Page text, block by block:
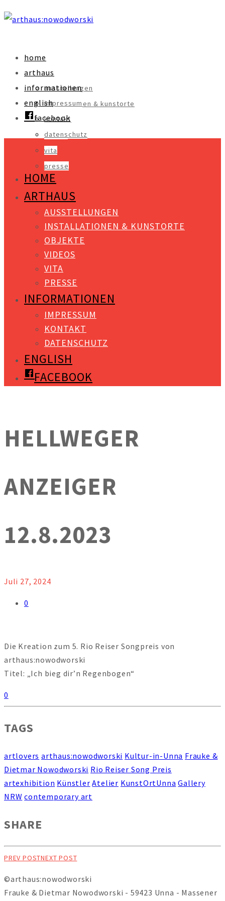
home
arthaus
ausstellungen
installationen & kunstorte
objekte
videos
vita
presse
informationen
impressum
kontakt
datenschutz
english
facebook
HOME
ARTHAUS
AUSSTELLUNGEN
INSTALLATIONEN & KUNSTORTE
OBJEKTE
VIDEOS
VITA
PRESSE
INFORMATIONEN
IMPRESSUM
KONTAKT
DATENSCHUTZ
ENGLISH
FACEBOOK
HELLWEGER
ANZEIGER
12.8.2023
Juli 27, 2024
0
Die Kreation zum 5. Rio Reiser Songpreis von
arthaus:nowodworski
Titel: „Ich bieg dir’n Regenbogen“
0
TAGS
artlovers arthaus:nowodworski Kultur-in-Unna Frauke &
Dietmar Nowodworski Rio Reiser Song Preis
artexhibition Künstler Atelier KunstOrtUnna Gallery
NRW contemporary art
SHARE
PREV POSTNEXT POST
©arthaus:nowodworski
Frauke & Dietmar Nowodworski - 59423 Unna - Massener